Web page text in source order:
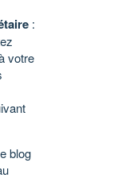
:
votre
blog